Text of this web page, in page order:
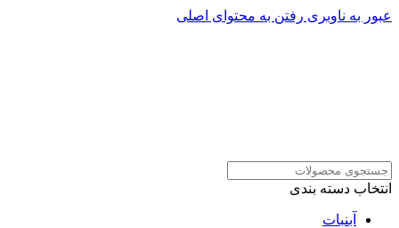
عبور به ناوبری رفتن به محتوای اصلی
انتخاب دسته بندی
آبنبات